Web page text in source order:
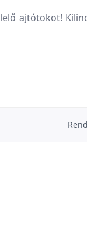
ajtótokot!